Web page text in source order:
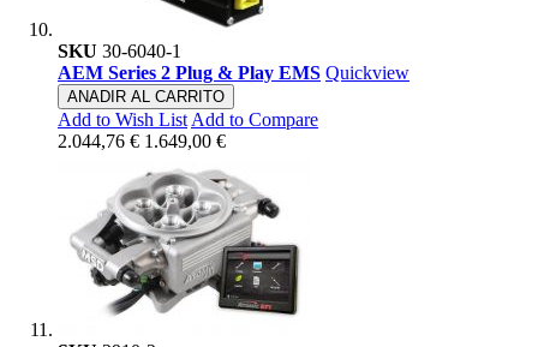
SKU 30-6040-1
AEM Series 2 Plug & Play EMS Quickview
ANADIR AL CARRITO
Add to Wish List Add to Compare
2.044,76 € 1.649,00 €